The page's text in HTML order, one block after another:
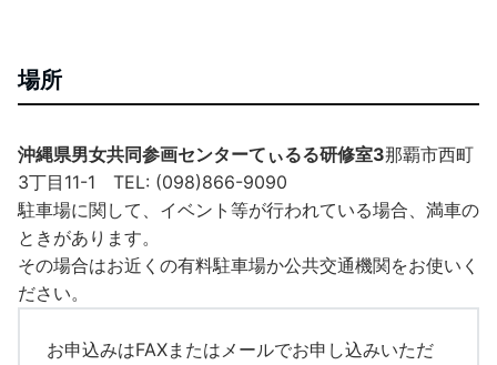
場所
沖縄県男女共同参画センターてぃるる研修室3那覇市西町
3丁目11-1 TEL: (098)866-9090
駐車場に関して、イベント等が行われている場合、満車の
ときがあります。
その場合はお近くの有料駐車場か公共交通機関をお使いく
ださい。
お申込みはFAXまたはメールでお申し込みいただ